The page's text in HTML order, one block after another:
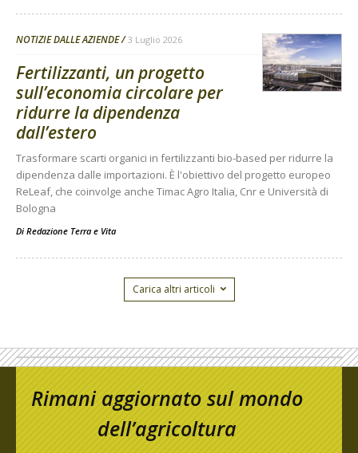
NOTIZIE DALLE AZIENDE 3 Luglio 2026
Fertilizzanti, un progetto
sull’economia circolare per
ridurre la dipendenza
dall’estero
Trasformare scarti organici in fertilizzanti bio-based per ridurre la
dipendenza dalle importazioni. È l'obiettivo del progetto europeo
ReLeaf, che coinvolge anche Timac Agro Italia, Cnr e Università di
Bologna
Di Redazione Terra e Vita
Carica altri articoli
Rimani aggiornato sul mondo
dell’agricoltura